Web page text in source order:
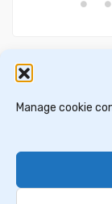
Manage cookie